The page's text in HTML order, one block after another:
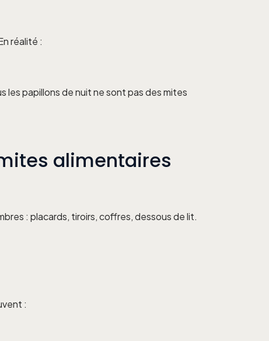
réalité :
les papillons de nuit ne sont pas des mites
alimentaires
: placards, tiroirs, coffres, dessous de lit.
: